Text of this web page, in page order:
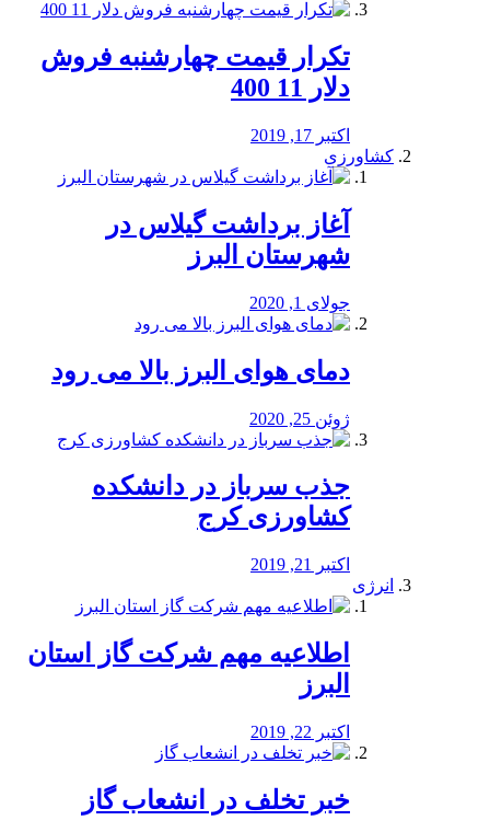
تکرار قیمت چهارشنبه فروش
دلار 11 400
اکتبر 17, 2019
کشاورزی
آغاز برداشت گیلاس در
شهرستان البرز
جولای 1, 2020
دمای هوای البرز بالا می رود
ژوئن 25, 2020
جذب سرباز در دانشکده
کشاورزی کرج
اکتبر 21, 2019
انرژی
️اطلاعیه مهم شرکت گاز استان
البرز
اکتبر 22, 2019
خبر تخلف در انشعاب گاز